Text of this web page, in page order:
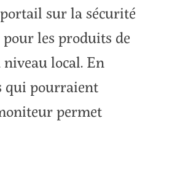
sur la sécurité
les produits de
local. En
qui pourraient
permet